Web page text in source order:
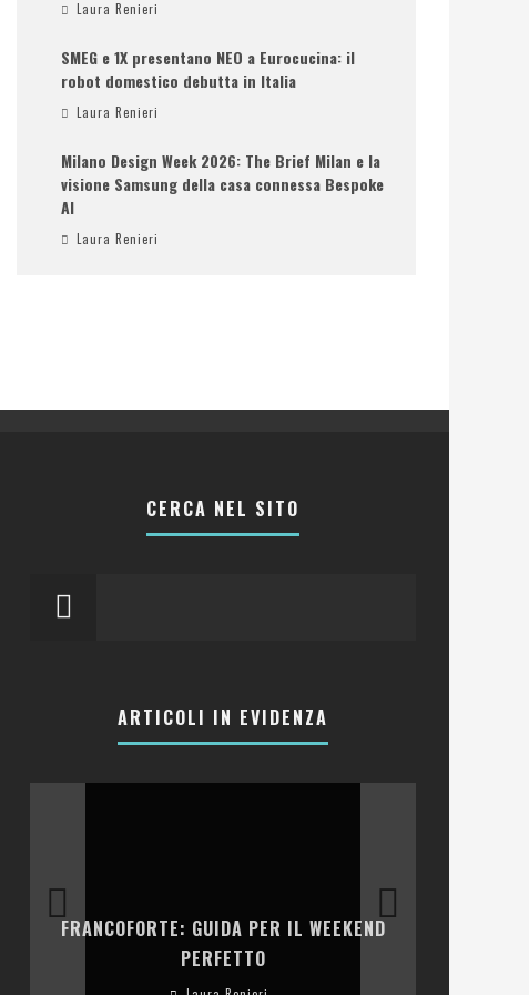
Laura Renieri
SMEG e 1X presentano NEO a Eurocucina: il
robot domestico debutta in Italia
Laura Renieri
Milano Design Week 2026: The Brief Milan e la
visione Samsung della casa connessa Bespoke
AI
Laura Renieri
CERCA NEL SITO
ARTICOLI IN EVIDENZA
FRANCOFORTE: GUIDA PER IL WEEKEND
PERFETTO